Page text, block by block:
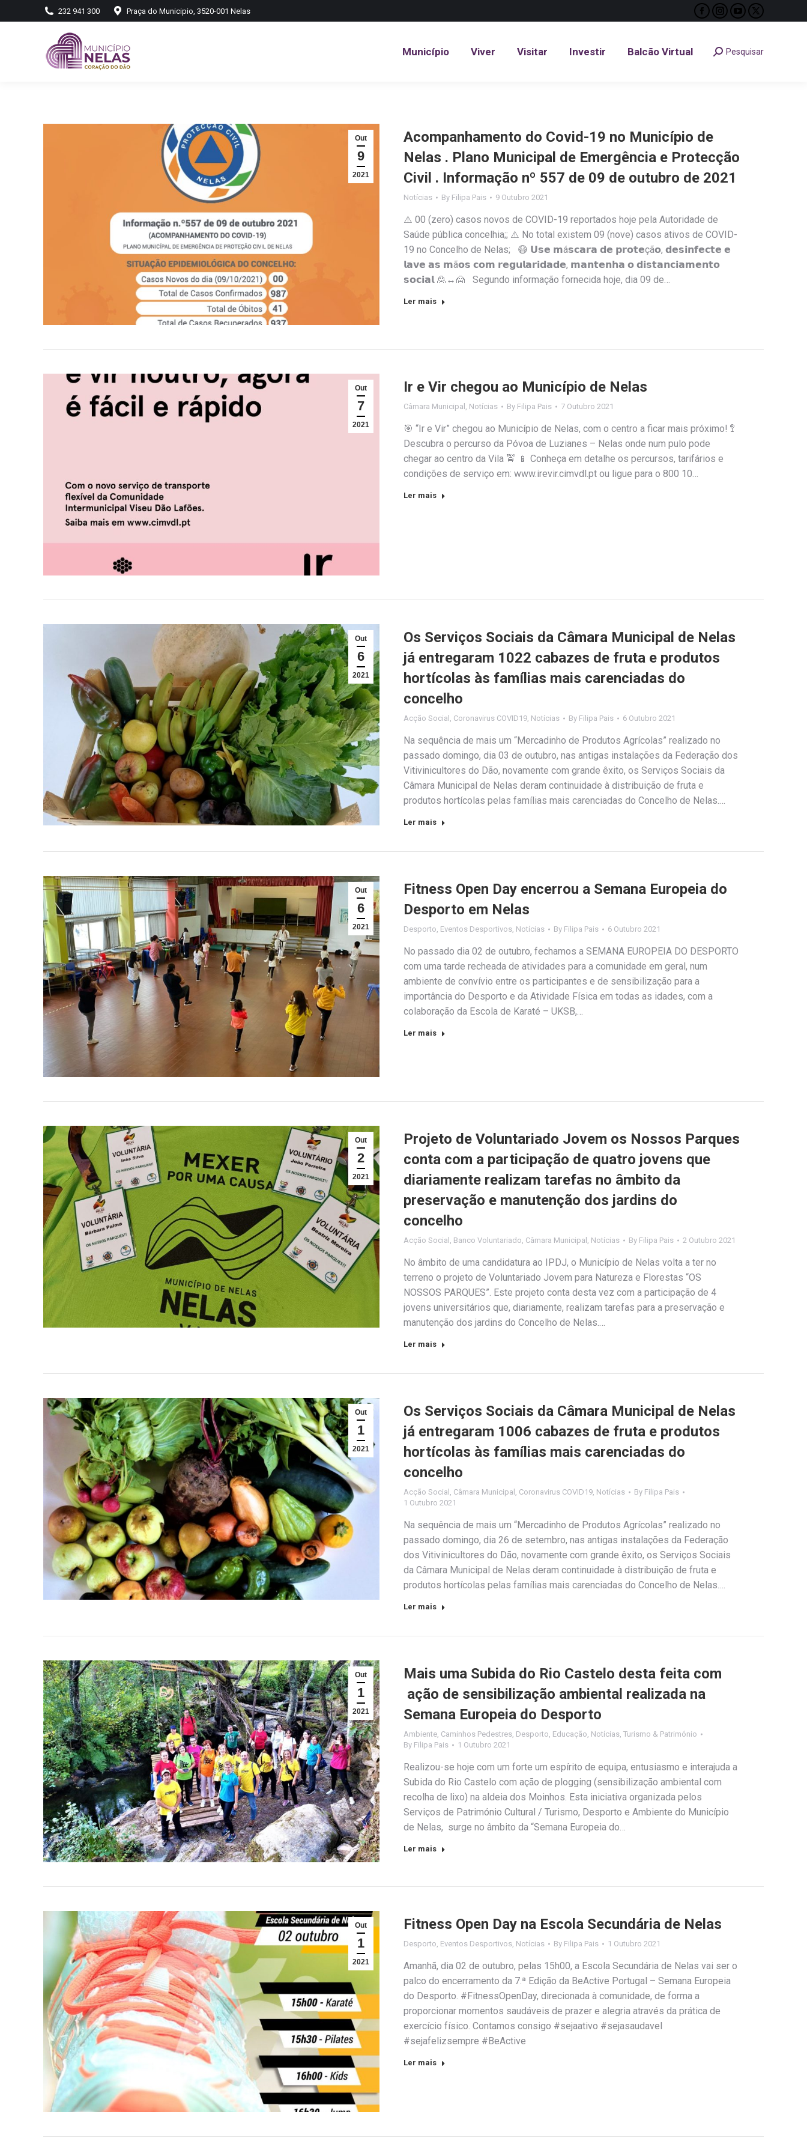
232 941 300 Praça do Municipio, 3520-001 Nelas
Facebook
opens
Instagram
opens
YouTube
opens
X
opens
Município Viver Visitar Investir Balcão Virtual Search:Pesquisar
Out
9
2021
Acompanhamento do Covid-19 no Município de
Nelas . Plano Municipal de Emergência e Protecção
Civil . Informação nº 557 de 09 de outubro de 2021
Notícias By Filipa Pais 9 Outubro 2021
⚠️ 00 (zero) casos novos de COVID-19 reportados hoje pela Autoridade de
Saúde pública concelhia;; ⚠️ No total existem 09 (nove) casos ativos de COVID-
19 no Concelho de Nelas; 😷 𝗨𝘀𝗲 𝗺á𝘀𝗰𝗮𝗿𝗮 𝗱𝗲 𝗽𝗿𝗼𝘁𝗲çã𝗼, 𝗱𝗲𝘀𝗶𝗻𝗳𝗲𝗰𝘁𝗲 𝗲
𝗹𝗮𝘃𝗲 𝗮𝘀 𝗺ã𝗼𝘀 𝗰𝗼𝗺 𝗿𝗲𝗴𝘂𝗹𝗮𝗿𝗶𝗱𝗮𝗱𝗲, 𝗺𝗮𝗻𝘁𝗲𝗻𝗵𝗮 𝗼 𝗱𝗶𝘀𝘁𝗮𝗻𝗰𝗶𝗮𝗺𝗲𝗻𝘁𝗼
𝘀𝗼𝗰𝗶𝗮𝗹 🙎↔️🙍 Segundo informação fornecida hoje, dia 09 de…
Ler mais
Out
7
2021
Ir e Vir chegou ao Município de Nelas
Câmara Municipal , Notícias By Filipa Pais 7 Outubro 2021
🎯 “Ir e Vir” chegou ao Município de Nelas, com o centro a ficar mais próximo! 🚏
Descubra o percurso da Póvoa de Luzianes – Nelas onde num pulo pode
chegar ao centro da Vila 🚖 📱 Conheça em detalhe os percursos, tarifários e
condições de serviço em: www.irevir.cimvdl.pt ou ligue para o 800 10…
Ler mais
Out
6
2021
Os Serviços Sociais da Câmara Municipal de Nelas
já entregaram 1022 cabazes de fruta e produtos
hortícolas às famílias mais carenciadas do
concelho
Acção Social Coronavirus COVID19 Notícias By Filipa Pais 6 Outubro 2021
Na sequência de mais um “Mercadinho de Produtos Agrícolas” realizado no
passado domingo, dia 03 de outubro, nas antigas instalações da Federação dos
Vitivinicultores do Dão, novamente com grande êxito, os Serviços Sociais da
Câmara Municipal de Nelas deram continuidade à distribuição de fruta e
produtos hortícolas pelas famílias mais carenciadas do Concelho de Nelas.…
Ler mais
Out
6
2021
Fitness Open Day encerrou a Semana Europeia do
Desporto em Nelas
Desporto Eventos Desportivos Notícias By Filipa Pais 6 Outubro 2021
No passado dia 02 de outubro, fechamos a SEMANA EUROPEIA DO DESPORTO
com uma tarde recheada de atividades para a comunidade em geral, num
ambiente de convívio entre os participantes e de sensibilização para a
importância do Desporto e da Atividade Física em todas as idades, com a
colaboração da Escola de Karaté – UKSB,…
Ler mais
Out
2
2021
Projeto de Voluntariado Jovem os Nossos Parques
conta com a participação de quatro jovens que
diariamente realizam tarefas no âmbito da
preservação e manutenção dos jardins do
concelho
Acção Social , Banco Voluntariado, Câmara Municipal , Notícias By Filipa Pais 2 Outubro 2021
No âmbito de uma candidatura ao IPDJ, o Município de Nelas volta a ter no
terreno o projeto de Voluntariado Jovem para Natureza e Florestas “OS
NOSSOS PARQUES”. Este projeto conta desta vez com a participação de 4
jovens universitários que, diariamente, realizam tarefas para a preservação e
manutenção dos jardins do Concelho de Nelas.…
Ler mais
Out
1
2021
Os Serviços Sociais da Câmara Municipal de Nelas
já entregaram 1006 cabazes de fruta e produtos
hortícolas às famílias mais carenciadas do
concelho
Acção Social , Câmara Municipal , Coronavirus COVID19, Notícias By Filipa Pais
1 Outubro 2021
Na sequência de mais um “Mercadinho de Produtos Agrícolas” realizado no
passado domingo, dia 26 de setembro, nas antigas instalações da Federação
dos Vitivinicultores do Dão, novamente com grande êxito, os Serviços Sociais
da Câmara Municipal de Nelas deram continuidade à distribuição de fruta e
produtos hortícolas pelas famílias mais carenciadas do Concelho de Nelas.…
Ler mais
Out
1
2021
Mais uma Subida do Rio Castelo desta feita com
ação de sensibilização ambiental realizada na
Semana Europeia do Desporto
Ambiente, Caminhos Pedestres, Desporto, Educação, Notícias, Turismo & Património
By Filipa Pais 1 Outubro 2021
Realizou-se hoje com um forte um espírito de equipa, entusiasmo e interajuda a
Subida do Rio Castelo com ação de plogging (sensibilização ambiental com
recolha de lixo) na aldeia dos Moinhos. Esta iniciativa organizada pelos
Serviços de Património Cultural / Turismo, Desporto e Ambiente do Município
de Nelas, surge no âmbito da “Semana Europeia do…
Ler mais
Out
1
2021
Fitness Open Day na Escola Secundária de Nelas
Desporto Eventos Desportivos Notícias By Filipa Pais 1 Outubro 2021
Amanhã, dia 02 de outubro, pelas 15h00, a Escola Secundária de Nelas vai ser o
palco do encerramento da 7.ª Edição da BeActive Portugal – Semana Europeia
do Desporto. #FitnessOpenDay, direcionada à comunidade, de forma a
proporcionar momentos saudáveis de prazer e alegria através da prática de
exercício físico. Contamos consigo #sejaativo #sejasaudavel
#sejafelizsempre #BeActive
Ler mais
Município Viver Visitar Investir Balcão Virtual Search:
Pesquisar